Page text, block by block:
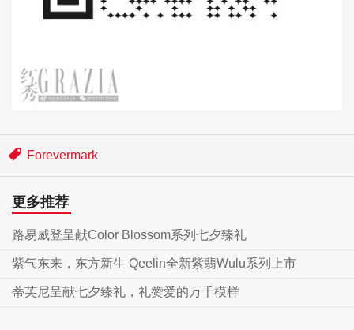
Forevermark
更多推荐
路易威登呈献Color Blossom系列七夕臻礼
紫气东来，东方新生 Qeelin全新紫翡Wulu系列上市
蒂芙尼呈献七夕臻礼，礼赞爱的万千模样